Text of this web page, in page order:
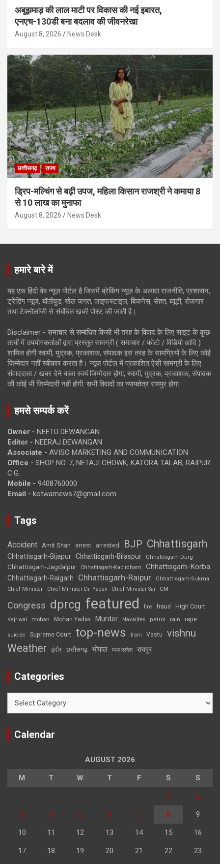
अबूझमाड़ की लाल माटी पर विकास की नई इबारत,
एनएच-130डी बना बदलाव की जीवनरेखा
August 8, 2026 News Desk
छत्तीसगढ़ राज्य
ड्रिप-मल्चिंग से बढ़ी उपज, महिला किसान राजश्री ने कमाया 8
से 10 लाख का मुनाफा
August 8, 2026 News Desk
हमारे बारे में
यह एक हिंदी वेब न्यूज़ पोर्टल है जिसमें ब्रेकिंग न्यूज़ के अलावा राजनीति, प्रशासन,
ट्रेंडिंग न्यूज, बॉलीवुड, खेल जगत, लाइफस्टाइल, बिजनेस, सेहत, ब्यूटी, रोजगार
तथा टेक्नोलॉजी से संबंधित खबरें पोस्ट की जाती है।
Disclaimer - समाचार से सम्बंधित किसी भी तरह के विवाद के लिए साइट के कुछ
तत्वों में उपयोगकर्ताओं द्वारा प्रस्तुत सामग्री ( समाचार / फोटो / विडियो आदि )
शामिल होगी स्वामी, मुद्रक, प्रकाशक, संपादक इस तरह के सामग्रियों के लिए कोई
ज़िम्मेदार नहीं स्वीकार करता है। न्यूज़ पोर्टल में प्रकाशित ऐसी सामग्री के लिए
संवाददाता / खबर देने वाला स्वयं जिम्मेदार होगा, स्वामी, मुद्रक, प्रकाशक, संपादक
की कोई भी जिम्मेदारी नहीं होगी. सभी विवादों का न्यायक्षेत्र रायपुर होगा
हमसे सम्पर्क करें
Owner - NEETU DEWANGAN
Editor - NEERAJ DEWANGAN
Associate - AVISO MARKETING AND COMMUNICATION
Office - SHOP NO. 7, NETAJI CHOWK, KATORA TALAB, RAIPUR
C.G.
Mobile - 9408760000
Email - kotwarnews7@gmail.com
Tags
Accident Amit Shah arrest arrested BJP Chhattisgarh
Chhattisgarh-Bijapur Chhattisgarh-Bilaspur Chhattisgarh-Durg
Chhattisgarh-Jagdalpur Chhattisgarh-Kabirdham Chhattisgarh-Korba
Chhattisgarh-Raigarh Chhattisgarh-Raipur
Chhattisgarh-Sukma
Chief Minister
Chief Minister Dr. Yadav Chief Minister Sai CM
Congress dprcg featured fire fraud High Court
Kejriwal mohan Mohan Yadav Murder Naxalites petrol rain rape
suicide Supreme Court top-news train Vastu vishnu
Weather इंदौर छत्तीसगढ़ भोपाल मध्य प्रदेश रायपुर
Categories
Calendar
AUGUST 2026
M T W T F S S
1 2
3 4 5 6 7 8 9
10 11 12 13 14 15 16
17 18 19 20 21 22 23